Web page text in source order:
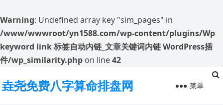
Warning: Undefined array key "sim_pages" in
/www/wwwroot/yn1588.com/wp-content/plugins/Wp
keyword link 标签自动内链_文章关键词内链 WordPress插
件/wp_similarity.php on line42
垚尧免费八字算命排盘网 菜单